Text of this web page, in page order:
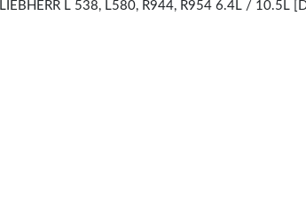
LIEBHERR L 538, L580, R944, R954 6.4L / 10.5L